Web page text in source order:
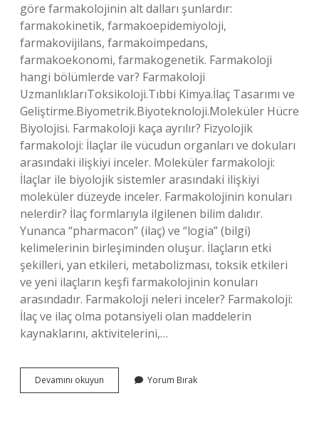
göre farmakolojinin alt dalları şunlardır:
farmakokinetik, farmakoepidemiyoloji,
farmakovijilans, farmakoimpedans,
farmakoekonomi, farmakogenetik. Farmakoloji
hangi bölümlerde var? Farmakoloji
UzmanlıklarıToksikoloji.Tıbbi Kimya.İlaç Tasarımı ve
Geliştirme.Biyometrik.Biyoteknoloji.Moleküler Hücre
Biyolojisi. Farmakoloji kaça ayrılır? Fizyolojik
farmakoloji: İlaçlar ile vücudun organları ve dokuları
arasındaki ilişkiyi inceler. Moleküler farmakoloji:
İlaçlar ile biyolojik sistemler arasındaki ilişkiyi
moleküler düzeyde inceler. Farmakolojinin konuları
nelerdir? İlaç formlarıyla ilgilenen bilim dalıdır.
Yunanca “pharmacon” (ilaç) ve “logia” (bilgi)
kelimelerinin birleşiminden oluşur. İlaçların etki
şekilleri, yan etkileri, metabolizması, toksik etkileri
ve yeni ilaçların keşfi farmakolojinin konuları
arasındadır. Farmakoloji neleri inceler? Farmakoloji:
İlaç ve ilaç olma potansiyeli olan maddelerin
kaynaklarını, aktivitelerini,…
Devamını okuyun Farmakoloji
Bölümleri
Yorum Bırak